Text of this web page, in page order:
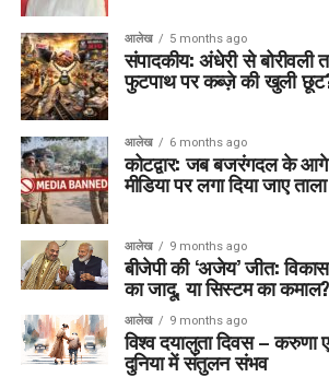
आलेख 5 months ago
संपादकीय: अंधेरी से बोरीवली
फुटपाथ पर कब्ज़े की खुली
आलेख 6 months ago
कोटद्वार: जब बजरंगदल के
मीडिया पर लगा दिया जाए ताला
आलेख 9 months ago
बीजेपी की ‘अजेय’ जीत:
का जादू, या सिस्टम का कमाल?
आलेख 9 months ago
विश्व दयालुता दिवस –
दुनिया में संतुलन संभव